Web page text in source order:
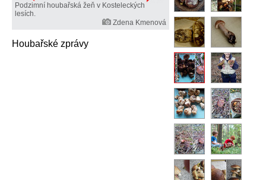
Podzimní houbařská žeň v Kosteleckých
lesích.
Zdena Kmenová
Houbařské zprávy